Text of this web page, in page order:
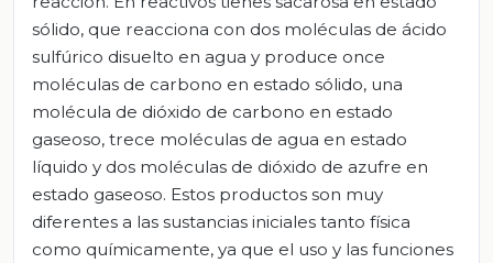
sólido, que reacciona con dos moléculas de ácido
sulfúrico disuelto en agua y produce once
moléculas de carbono en estado sólido, una
molécula de dióxido de carbono en estado
gaseoso, trece moléculas de agua en estado
líquido y dos moléculas de dióxido de azufre en
estado gaseoso. Estos productos son muy
diferentes a las sustancias iniciales tanto física
como químicamente, ya que el uso y las funciones